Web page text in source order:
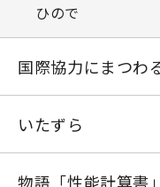
ひので
国際協力にまつわ
さまざまな「ガイ
ラーメンの指
いたずら
珍酒《大隅大海》
物語「性能計算書」